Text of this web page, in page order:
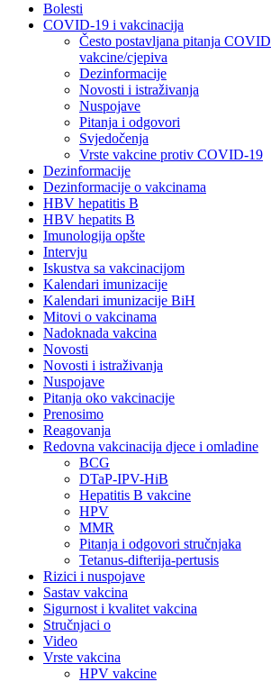
Bolesti
COVID-19 i vakcinacija
Često postavljana pitanja
vakcine/cjepiva
Dezinformacije
Novosti i istraživanja
Nuspojave
Pitanja i odgovori
Svjedočenja
Vrste vakcine protiv COVID-19
Dezinformacije
Dezinformacije o vakcinama
HBV hepatitis B
HBV hepatits B
Imunologija opšte
Intervju
Iskustva sa vakcinacijom
Kalendari imunizacije
Kalendari imunizacije BiH
Mitovi o vakcinama
Nadoknada vakcina
Novosti
Novosti i istraživanja
Nuspojave
Pitanja oko vakcinacije
Prenosimo
Reagovanja
Redovna vakcinacija djece i omladine
BCG
DTaP-IPV-HiB
Hepatitis B vakcine
HPV
MMR
Pitanja i odgovori stručnjaka
Tetanus-difterija-pertusis
Rizici i nuspojave
Sastav vakcina
Sigurnost i kvalitet vakcina
Stručnjaci o
Video
Vrste vakcina
HPV vakcine